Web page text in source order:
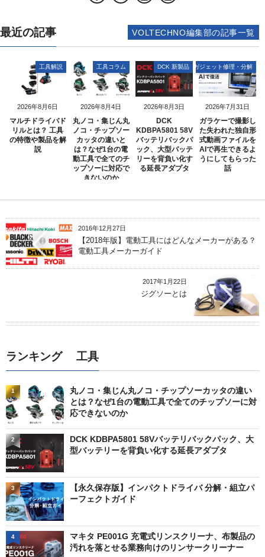
最近の記事
2026年8月6日
工具解説
マルチドライバド
リルとは？ 工具
の特徴や製品を解
説
2026年8月4日
工具コラム
丸ノコ・集じん丸
ノコ・チップソー
カッタの違いと
は？なぜ1台の電
動工具で全てのチ
ップソーに対応で
きないのか
2026年8月3日
DCK 新製品
DCK
KDBPA5801 58V
バッテリバックパ
ック、大型バッテ
リーを背負い化す
る延長アダプタ
2026年7月31日
ガジェット修理・分解
ガラケーで撮影し
た失われた独自形
式動画ファイルを
AIで再生できるよ
うにしてもらった
話
VOLTECHNO編集部の記事一覧
2016年12月27日
【2018年版】電動工具にはどんなメーカーがある？
電動工具メーカーガイド
2017年1月22日
ジグソーとは
ランキング 工具
丸ノコ・集じん丸ノコ・チップソーカッタの違い
とは？なぜ1台の電動工具で全てのチップソーに対
応できないのか
1
DCK KDBPA5801 58Vバッテリバックパック、大
型バッテリーを背負い化する延長アダプタ
2
【永久保存版】インパクトドライバ 分解・組立パ
ーフェクトガイド
3
マキタ PE001G 充電式リンスクリーナ、布製品の
汚れを落とせる業務向けのリンサークリーナー
4